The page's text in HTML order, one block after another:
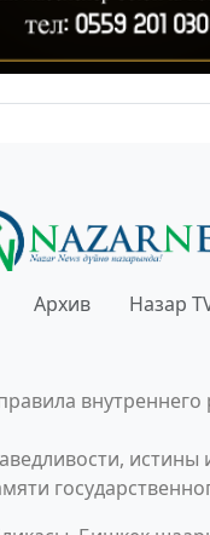
Архив Назар
внутреннего
истины